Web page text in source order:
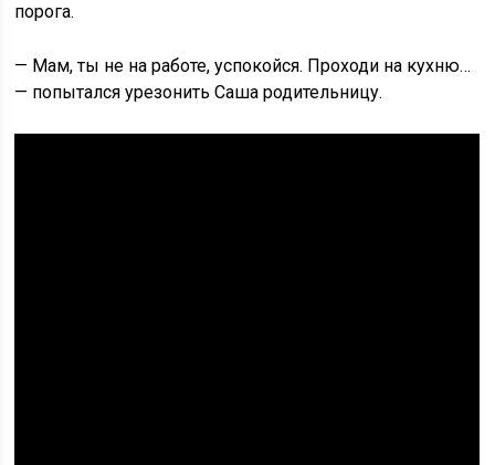
порога.
— Мам, ты не на работе, успокойся. Проходи на кухню…
— попытался урезонить Саша родительницу.